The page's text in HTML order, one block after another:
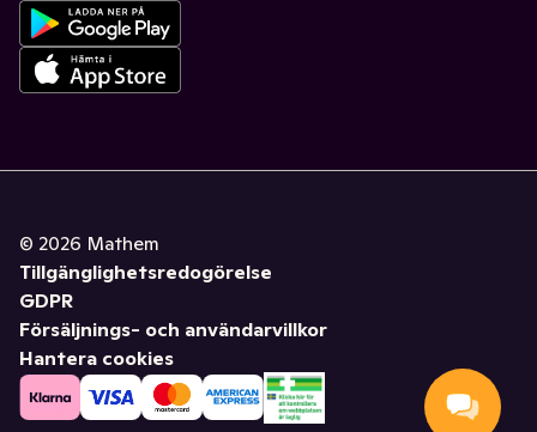
© 2026 Mathem
Tillgänglighetsredogörelse
GDPR
Försäljnings- och användarvillkor
Hantera cookies